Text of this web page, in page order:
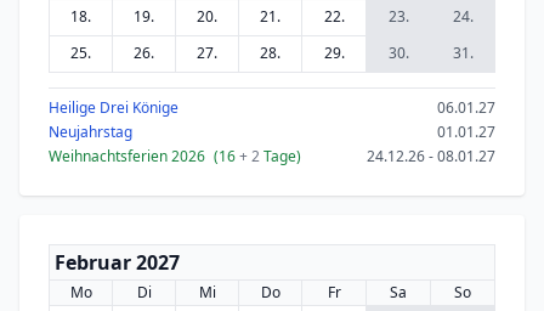
18.
19. 20. 21. 22. 23.
24.
25.
26. 27. 28. 29. 30. 31.
Heilige Drei Könige
06.01.27
Neujahrstag
01.01.27
Weihnachtsferien 2026 (16+ 2Tage) 24.12.26 - 08.01.27
Februar 2027
Mo Di Mi Do Fr Sa
So